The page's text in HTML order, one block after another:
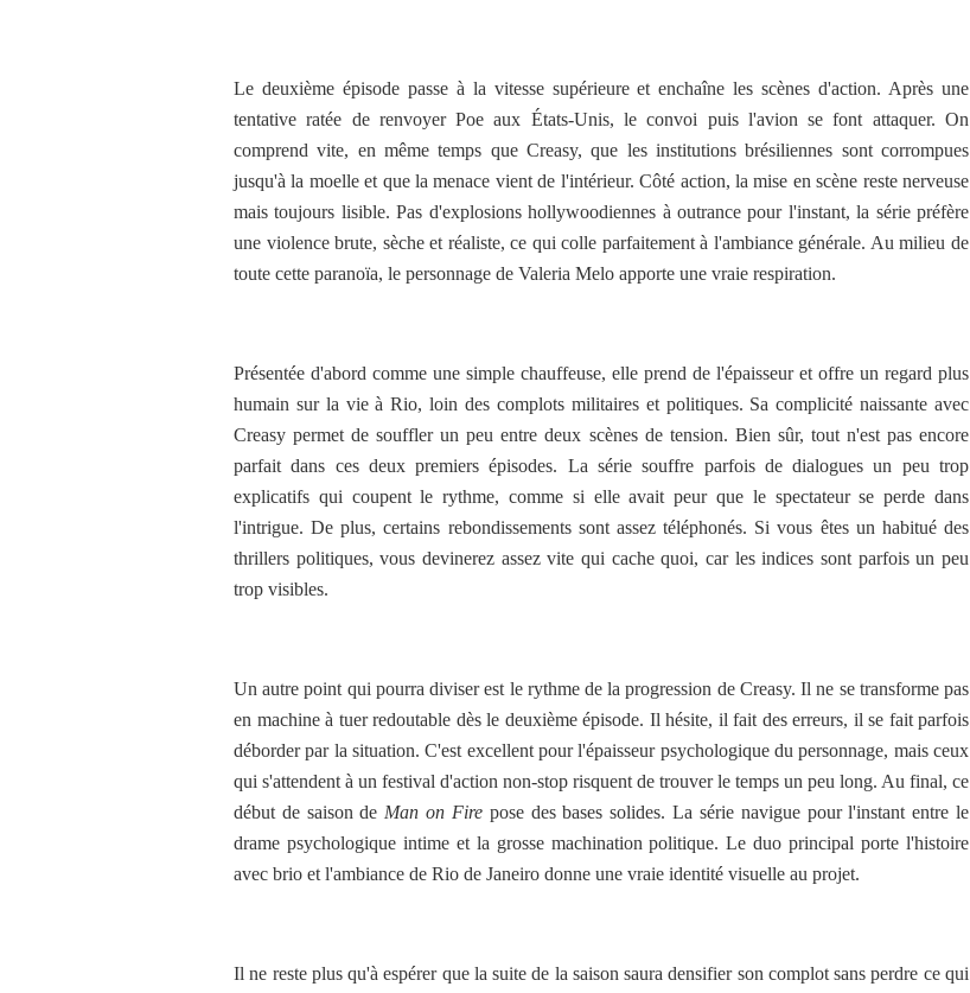
Le deuxième épisode passe à la vitesse supérieure et enchaîne les scènes d'action. Après une
tentative ratée de renvoyer Poe aux États-Unis, le convoi puis l'avion se font attaquer. On
comprend vite, en même temps que Creasy, que les institutions brésiliennes sont corrompues
jusqu'à la moelle et que la menace vient de l'intérieur. Côté action, la mise en scène reste nerveuse
mais toujours lisible. Pas d'explosions hollywoodiennes à outrance pour l'instant, la série préfère
une violence brute, sèche et réaliste, ce qui colle parfaitement à l'ambiance générale. Au milieu de
toute cette paranoïa, le personnage de Valeria Melo apporte une vraie respiration.
Présentée d'abord comme une simple chauffeuse, elle prend de l'épaisseur et offre un regard plus
humain sur la vie à Rio, loin des complots militaires et politiques. Sa complicité naissante avec
Creasy permet de souffler un peu entre deux scènes de tension. Bien sûr, tout n'est pas encore
parfait dans ces deux premiers épisodes. La série souffre parfois de dialogues un peu trop
explicatifs qui coupent le rythme, comme si elle avait peur que le spectateur se perde dans
l'intrigue. De plus, certains rebondissements sont assez téléphonés. Si vous êtes un habitué des
thrillers politiques, vous devinerez assez vite qui cache quoi, car les indices sont parfois un peu
trop visibles.
Un autre point qui pourra diviser est le rythme de la progression de Creasy. Il ne se transforme pas
en machine à tuer redoutable dès le deuxième épisode. Il hésite, il fait des erreurs, il se fait parfois
déborder par la situation. C'est excellent pour l'épaisseur psychologique du personnage, mais ceux
qui s'attendent à un festival d'action non-stop risquent de trouver le temps un peu long. Au final, ce
début de saison de Man on Firepose des bases solides. La série navigue pour l'instant entre le
drame psychologique intime et la grosse machination politique. Le duo principal porte l'histoire
avec brio et l'ambiance de Rio de Janeiro donne une vraie identité visuelle au projet.
Il ne reste plus qu'à espérer que la suite de la saison saura densifier son complot sans perdre ce qui